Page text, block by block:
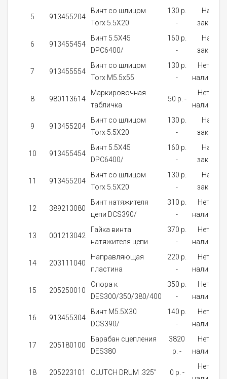
5 913455204
Винт со шлицом
Torx 5.5X20
130 p.
-
На
заказ
6 913455454
Винт 5.5X45
DPC6400/
160 p.
-
На
заказ
7 913455554
Винт со шлицом
Torx М5.5x55
130 p.
-
Нет в
наличии
8 980113614
Маркировочная
табличка
50 p. -
Нет в
наличии
9 913455204
Винт со шлицом
Torx 5.5X20
130 p.
-
На
заказ
10 913455454
Винт 5.5X45
DPC6400/
160 p.
-
На
заказ
11 913455204
Винт со шлицом
Torx 5.5X20
130 p.
-
На
заказ
12 389213080
Винт натяжителя
цепи DCS390/
310 p.
-
Нет в
наличии
13 001213042
Гайка винта
натяжителя цепи
370 p.
-
Нет в
наличии
14 203111040
Направляющая
пластина
220 p.
-
Нет в
наличии
15 205250010
Опора к
DES300/350/380/400
350 p.
-
Нет в
наличии
16 913455304
Винт M5.5X30
DCS390/
140 p.
-
Нет в
наличии
17 205180100
Барабан сцепления
DES380
3820
p. -
Нет в
наличии
18 205223101 CLUTCH DRUM .325" 0 p. -
Нет в